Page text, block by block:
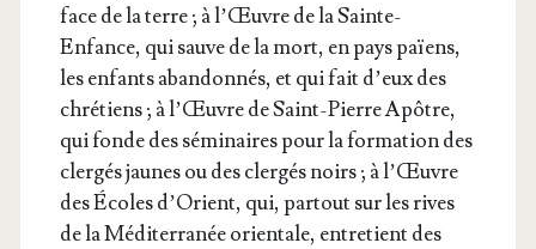
face de la terre ; à l’Œuvre de la Sainte-
Enfance, qui sauve de la mort, en pays païens,
les enfants aban­don­nés, et qui fait d’eux des
chré­tiens ; à l’Œuvre de Saint-Pierre Apôtre,
qui fonde des sémi­naires pour la for­ma­tion des
cler­gés jaunes ou des cler­gés noirs ; à l’Œuvre
des Écoles d’O­rient, qui, par­tout sur les rives
de la Médi­ter­ra­née orien­tale, entre­tient des